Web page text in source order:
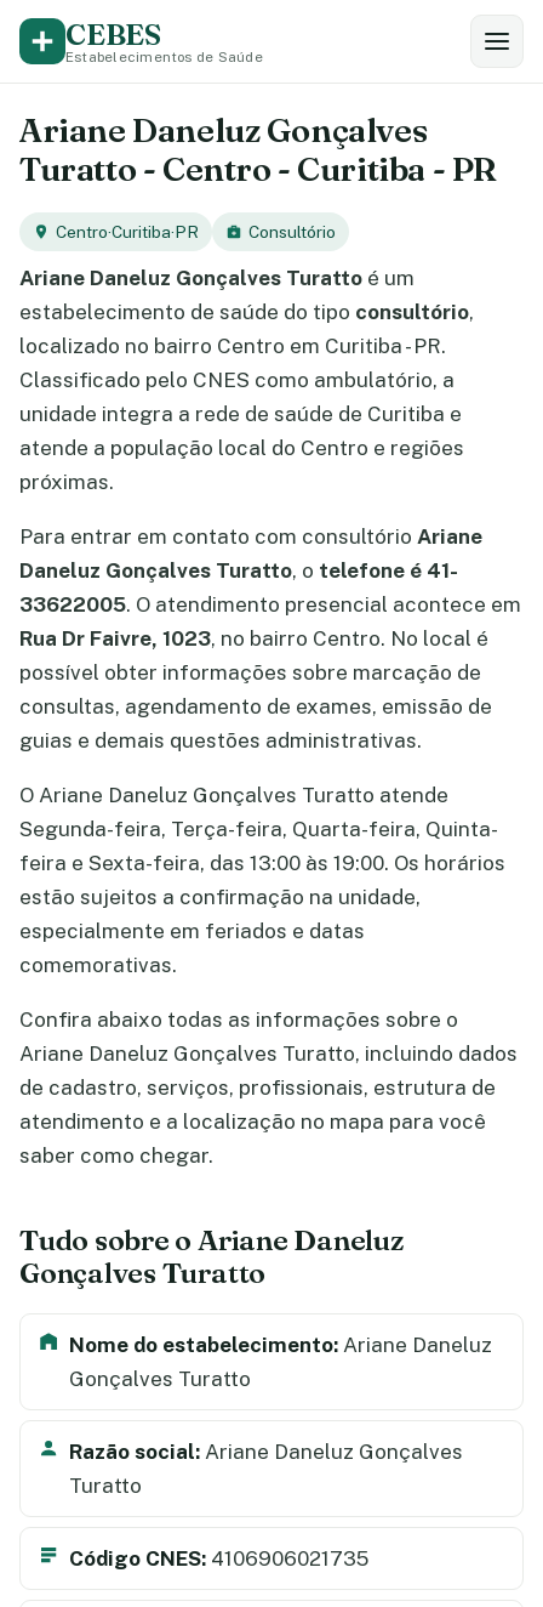
CEBES
Estabelecimentos de Saúde
Ariane Daneluz Gonçalves
Turatto - Centro - Curitiba - PR
Centro·Curitiba·PR Consultório
Ariane Daneluz Gonçalves Turatto é um
estabelecimento de saúde do tipo consultório,
localizado no bairro Centro em Curitiba - PR.
Classificado pelo CNES como ambulatório, a
unidade integra a rede de saúde de Curitiba e
atende a população local do Centro e regiões
próximas.
Para entrar em contato com consultório Ariane
Daneluz Gonçalves Turatto, o telefone é 41-
33622005. O atendimento presencial acontece em
Rua Dr Faivre, 1023, no bairro Centro. No local é
possível obter informações sobre marcação de
consultas, agendamento de exames, emissão de
guias e demais questões administrativas.
O Ariane Daneluz Gonçalves Turatto atende
Segunda-feira, Terça-feira, Quarta-feira, Quinta-
feira e Sexta-feira, das 13:00 às 19:00. Os horários
estão sujeitos a confirmação na unidade,
especialmente em feriados e datas
comemorativas.
Confira abaixo todas as informações sobre o
Ariane Daneluz Gonçalves Turatto, incluindo dados
de cadastro, serviços, profissionais, estrutura de
atendimento e a localização no mapa para você
saber como chegar.
Tudo sobre o Ariane Daneluz
Gonçalves Turatto
Nome do estabelecimento: Ariane Daneluz
Gonçalves Turatto
Razão social: Ariane Daneluz Gonçalves
Turatto
Código CNES: 4106906021735